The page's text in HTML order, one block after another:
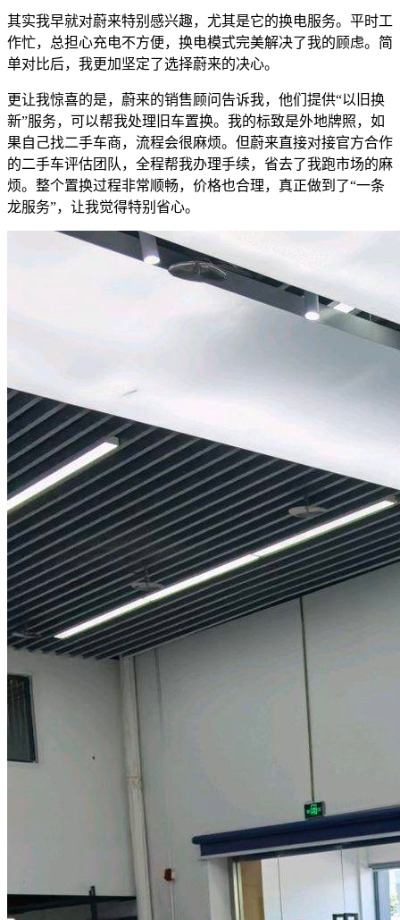
其实我早就对蔚来特别感兴趣，尤其是它的换电服务。平时工
作忙，总担心充电不方便，换电模式完美解决了我的顾虑。简
单对比后，我更加坚定了选择蔚来的决心。
更让我惊喜的是，蔚来的销售顾问告诉我，他们提供“以旧换
新”服务，可以帮我处理旧车置换。我的标致是外地牌照，如
果自己找二手车商，流程会很麻烦。但蔚来直接对接官方合作
的二手车评估团队，全程帮我办理手续，省去了我跑市场的麻
烦。整个置换过程非常顺畅，价格也合理，真正做到了“一条
龙服务”，让我觉得特别省心。